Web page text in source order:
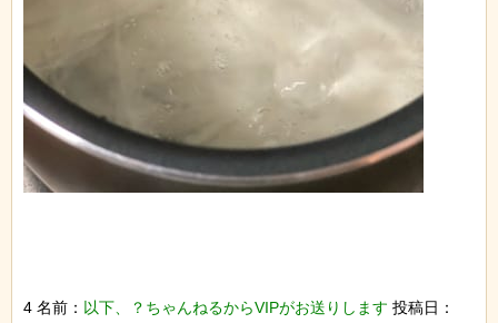
4 名前： 以下、？ちゃんねるからVIPがお送りします 投稿日：